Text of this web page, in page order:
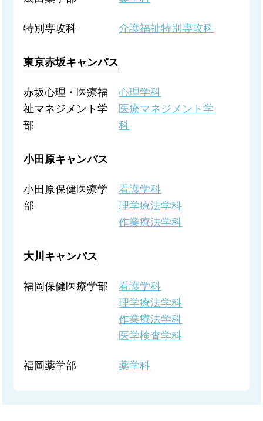
特別専攻科 介護福祉特別専攻科
東京赤坂キャンパス
赤坂心理・医療福
祉マネジメント学
部
心理学科
医療マネジメント学
科
小田原キャンパス
小田原保健医療学
部
看護学科
理学療法学科
作業療法学科
大川キャンパス
福岡保健医療学部
看護学科
理学療法学科
作業療法学科
医学検査学科
福岡薬学部 薬学科